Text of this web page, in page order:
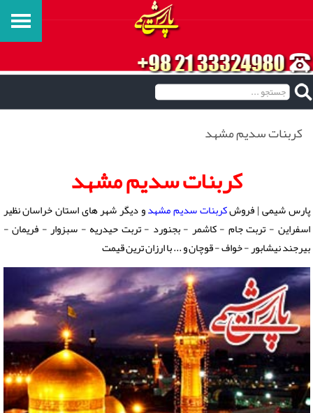
کربنات سدیم مشهد
کربنات سدیم مشهد
پارس شیمی | فروشکربنات سدیم مشهدو دیگر شهر های استان خراسان نظیر
اسفراین - تربت جام - کاشمر - بجنورد - تربت حیدریه - سبزوار - فریمان -
بیرجند نیشابور - خواف - قوچان و ... با ارزان ترین قیمت